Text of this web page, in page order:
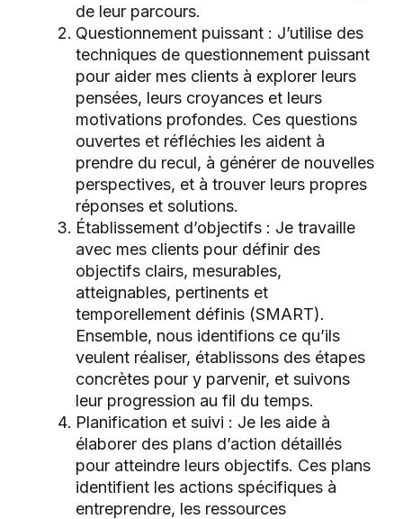
de leur parcours.
Questionnement puissant : J’utilise des
techniques de questionnement puissant
pour aider mes clients à explorer leurs
pensées, leurs croyances et leurs
motivations profondes. Ces questions
ouvertes et réfléchies les aident à
prendre du recul, à générer de nouvelles
perspectives, et à trouver leurs propres
réponses et solutions.
Établissement d’objectifs : Je travaille
avec mes clients pour définir des
objectifs clairs, mesurables,
atteignables, pertinents et
temporellement définis (SMART).
Ensemble, nous identifions ce qu’ils
veulent réaliser, établissons des étapes
concrètes pour y parvenir, et suivons
leur progression au fil du temps.
Planification et suivi : Je les aide à
élaborer des plans d’action détaillés
pour atteindre leurs objectifs. Ces plans
identifient les actions spécifiques à
entreprendre, les ressources